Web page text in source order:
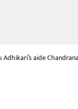
Adhikari’s aide